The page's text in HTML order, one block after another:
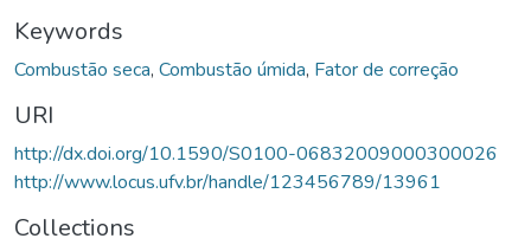
Keywords
Combustão seca, Combustão úmida, Fator de correção
URI
http://dx.doi.org/10.1590/S0100-06832009000300026
http://www.locus.ufv.br/handle/123456789/13961
Collections